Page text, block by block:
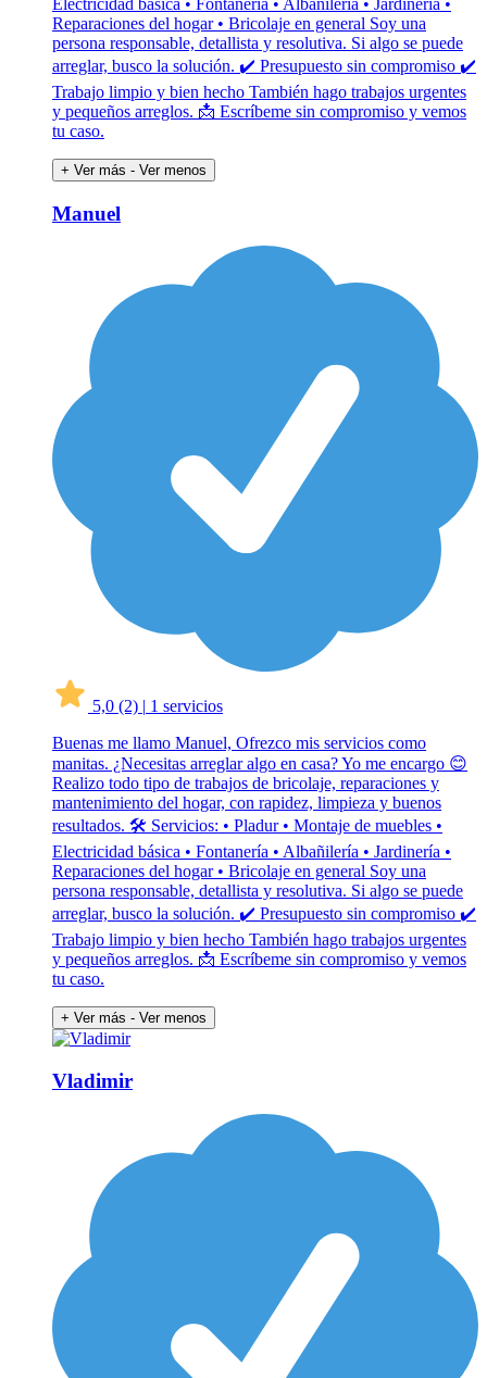
Electricidad básica • Fontanería • Albañilería • Jardinería •
Reparaciones del hogar • Bricolaje en general Soy una
persona responsable, detallista y resolutiva. Si algo se puede
arreglar, busco la solución. ✔ Presupuesto sin compromiso ✔
Trabajo limpio y bien hecho También hago trabajos urgentes
y pequeños arreglos. 📩 Escríbeme sin compromiso y vemos
tu caso.
+ Ver más - Ver menos
Manuel
5,0 (2) | 1 servicios
Buenas me llamo Manuel, Ofrezco mis servicios como
manitas. ¿Necesitas arreglar algo en casa? Yo me encargo 😊
Realizo todo tipo de trabajos de bricolaje, reparaciones y
mantenimiento del hogar, con rapidez, limpieza y buenos
resultados. 🛠 Servicios: • Pladur • Montaje de muebles •
Electricidad básica • Fontanería • Albañilería • Jardinería •
Reparaciones del hogar • Bricolaje en general Soy una
persona responsable, detallista y resolutiva. Si algo se puede
arreglar, busco la solución. ✔ Presupuesto sin compromiso ✔
Trabajo limpio y bien hecho También hago trabajos urgentes
y pequeños arreglos. 📩 Escríbeme sin compromiso y vemos
tu caso.
+ Ver más - Ver menos
Vladimir